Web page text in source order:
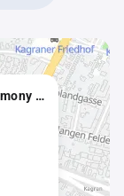
4clean Reinigung & Services Harmony e.U.